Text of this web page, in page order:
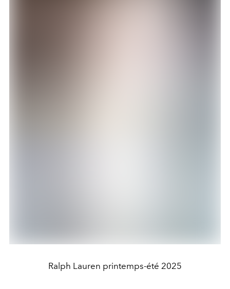
Ralph Lauren printemps-été 2025